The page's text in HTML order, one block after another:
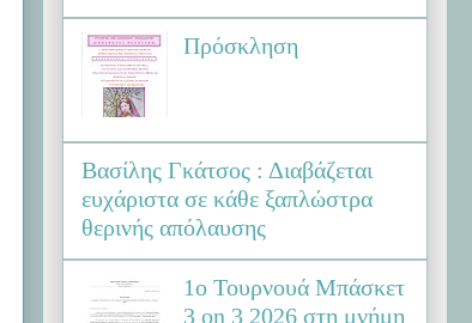
Πρόσκληση
Βασίλης Γκάτσος : Διαβάζεται
ευχάριστα σε κάθε ξαπλώστρα
θερινής απόλαυσης
1ο Τουρνουά Μπάσκετ
3 on 3 2026 στη μνήμη